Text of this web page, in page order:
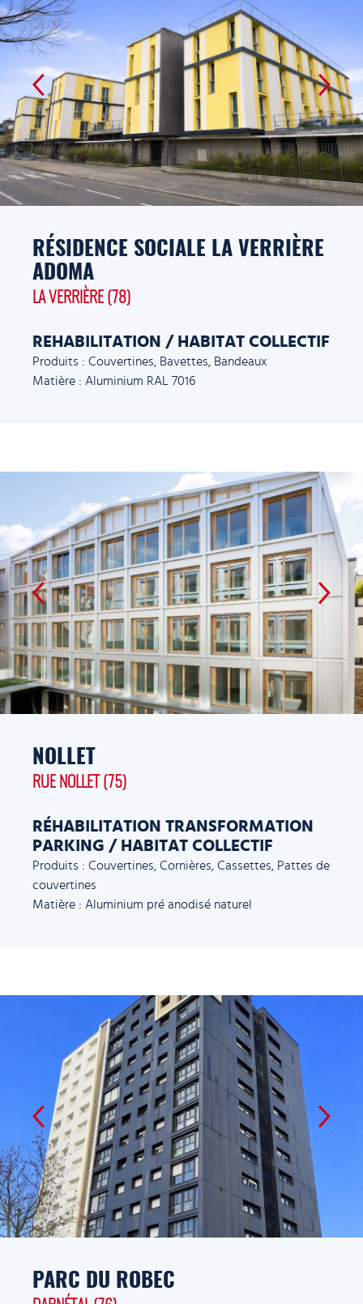
RÉSIDENCE SOCIALE LA VERRIÈRE
ADOMA
LA VERRIÈRE (78)
REHABILITATION / HABITAT COLLECTIF
Produits : Couvertines, Bavettes, Bandeaux
Matière : Aluminium RAL 7016
NOLLET
RUE NOLLET (75)
RÉHABILITATION TRANSFORMATION
PARKING / HABITAT COLLECTIF
Produits : Couvertines, Cornières, Cassettes, Pattes de
couvertines
Matière : Aluminium pré anodisé naturel
PARC DU ROBEC